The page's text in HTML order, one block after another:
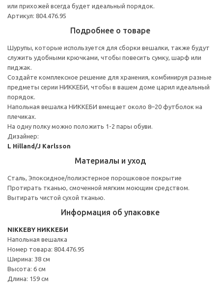
или прихожей всегда будет идеальный порядок.
Артикул: 804.476.95
Подробнее о товаре
Шурупы, которые используется для сборки вешалки, также будут
служить удобными крючками, чтобы повесить сумку, шарф или
пиджак.
Создайте комплексное решение для хранения, комбинируя разные
предметы серии НИККЕБИ, чтобы в вашем доме царил идеальный
порядок.
Напольная вешалка НИККЕБИ вмещает около 8–20 футболок на
плечиках.
На одну полку можно положить 1-2 пары обуви.
Дизайнер:
L Hilland/J Karlsson
Материалы и уход
Сталь, Эпоксидное/полиэстерное порошковое покрытие
Протирать тканью, смоченной мягким моющим средством.
Вытирать чистой сухой тканью.
Информация об упаковке
NIKKEBY НИККЕБИ
Напольная вешалка
Номер товара: 804.476.95
Ширина: 38 см
Высота: 6 см
Длина: 159 см